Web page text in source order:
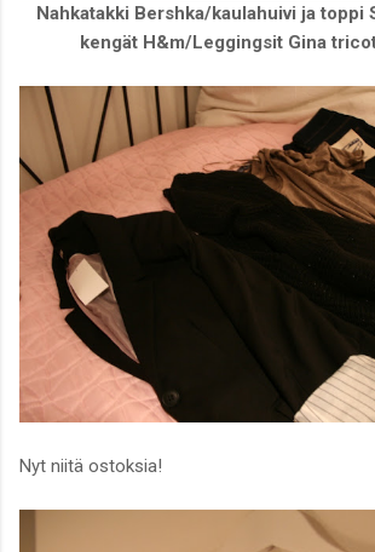
Nahkatakki Bershka/kaulahuivi ja toppi
kengät H&m/Leggingsit Gina
Nyt niitä ostoksia!